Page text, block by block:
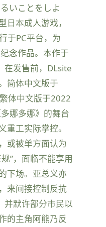
いことをしよ
日本成人游戏，
于PC平台，为
念作品。本作于
在发售前，DLsite
简体中文版于
体中文版于2022
娜多娜》的舞台
重工实际掌控。
或被单方面认为
”，面临不能享用
下场。亚总义亦
来间接控制反抗
并默许部分市民以
的主角阿熊乃反